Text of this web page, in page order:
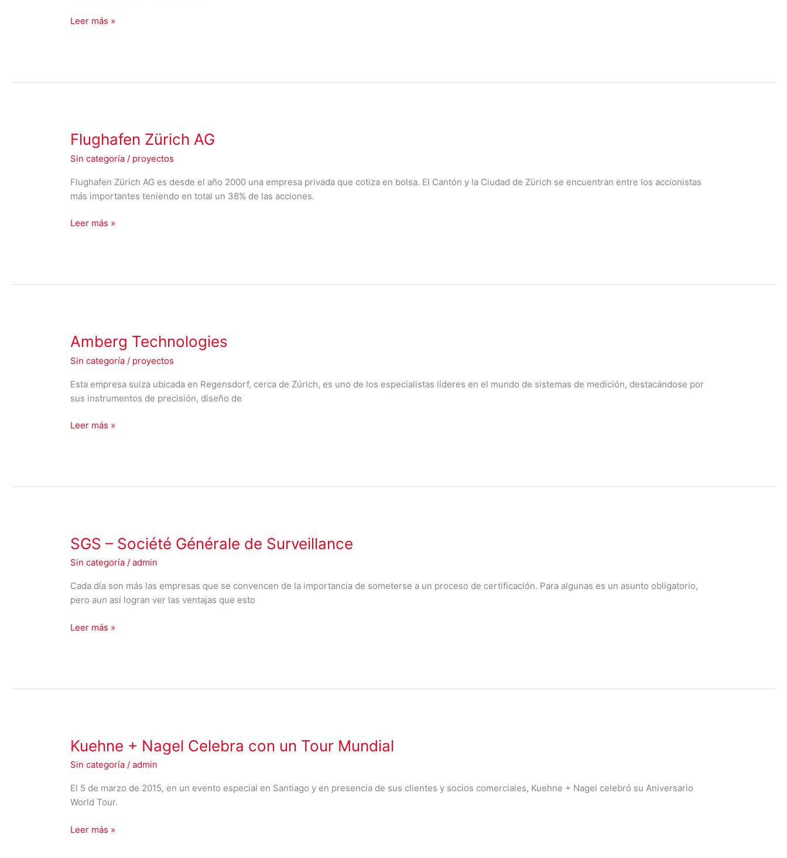
eLeer más »
Flughafen Zürich AG
Sin categoría / proyectos
Flughafen Zürich AG es desde el año 2000 una empresa privada que cotiza en bolsa. El Cantón y la Ciudad de Zürich se encuentran entre los accionistas
más importantes teniendo en total un 38% de las acciones.
Flughafen
Zürich
AG
Leer más »
Amberg Technologies
Sin categoría / proyectos
Esta empresa suiza ubicada en Regensdorf, cerca de Zúrich, es uno de los especialistas líderes en el mundo de sistemas de medición, destacándose por
sus instrumentos de precisión, diseño de
Amberg
Technologies
Leer más »
SGS – Société Générale de Surveillance
Sin categoría /admin
Cada día son más las empresas que se convencen de la importancia de someterse a un proceso de certificación. Para algunas es un asunto obligatorio,
pero aun así logran ver las ventajas que esto
SGS
Société
Générale
de
Leer más »
Kuehne + Nagel Celebra con un Tour Mundial
Sin categoría /admin
El 5 de marzo de 2015, en un evento especial en Santiago y en presencia de sus clientes y socios comerciales, Kuehne + Nagel celebró su Aniversario
World Tour.
Kuehne
Nagel
Celebra
con
Tour
Leer más »